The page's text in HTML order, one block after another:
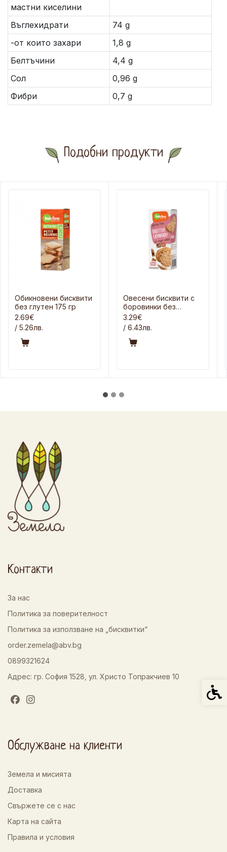
мастни киселини
Въглехидрати
74 g
-от които захари
1,8 g
Белтъчини
4,4 g
Сол
0,96 g
Фибри
0,7 g
Подобни продукти
Обикновени бисквити
без глутен 175 гр
2.69€
/ 5.26лв.
Овесени бисквити с
боровинки без
добавена захар 150
гр
3.29€
/ 6.43лв.
Контакти
За нас
Политика за поверителност
Политика за използване на „бисквитки“
order.zemela@abv.bg
0899321624
Адрес: гр. София 1528, ул. Христо Топракчиев 10
Обслужване на клиенти
Земела и мисията
Доставка
Свържете се с нас
Карта на сайта
Правила и условия